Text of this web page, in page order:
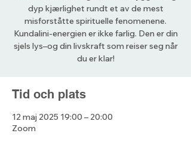
dyp kjærlighet rundt et av de mest
misforståtte spirituelle fenomenene.
Kundalini-energien er ikke farlig. Den er din
sjels lys–og din livskraft som reiser seg når
du er klar!
Tid och plats
12 maj 2025 19:00 – 20:00
Zoom